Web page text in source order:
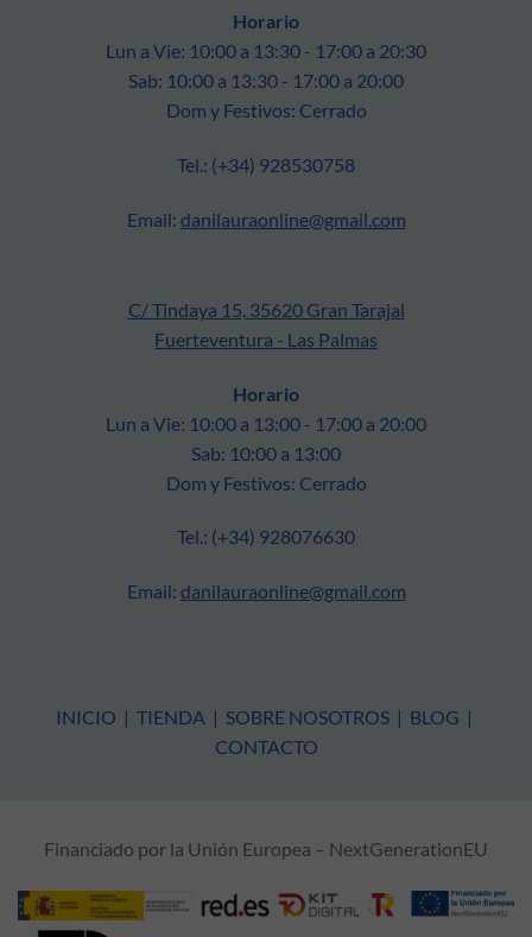
Horario
Lun a Vie: 10:00 a 13:30 - 17:00 a 20:30
Sab: 10:00 a 13:30 - 17:00 a 20:00
Dom y Festivos: Cerrado
Tel.: (+34) 928530758
Email: danilauraonline@gmail.com
C/ Tindaya 15, 35620 Gran Tarajal
Fuerteventura - Las Palmas
Horario
Lun a Vie: 10:00 a 13:00 - 17:00 a 20:00
Sab: 10:00 a 13:00
Dom y Festivos: Cerrado
Tel.: (+34) 928076630
Email: danilauraonline@gmail.com
INICIO | TIENDA | SOBRE NOSOTROS | BLOG |
CONTACTO
Financiado por la Unión Europea – NextGenerationEU